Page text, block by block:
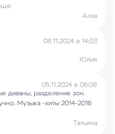
Алла
08.11.2024 в 14:03
Юлия
05.11.2024 в 08:08
диваны, разделение зон.
Музыка -хиты 2014-2016
Татьяна